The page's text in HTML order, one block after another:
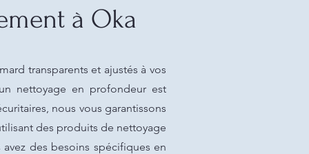
à Oka
transparents et ajustés à vos
nettoyage en profondeur est
nous vous garantissons
des produits de nettoyage
des besoins spécifiques en